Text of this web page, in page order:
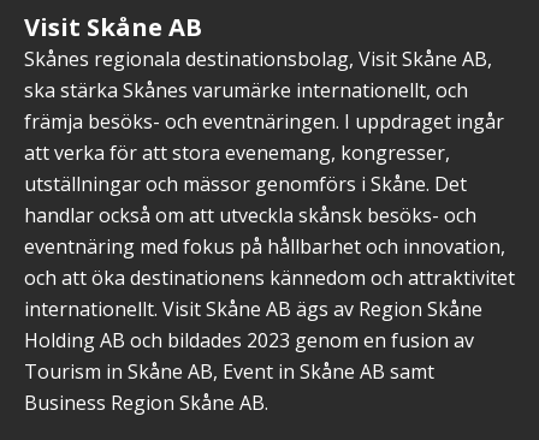
Visit Skåne AB
Skånes regionala destinationsbolag, Visit Skåne AB,
ska stärka Skånes varumärke internationellt, och
främja besöks- och eventnäringen. I uppdraget ingår
att verka för att stora evenemang, kongresser,
utställningar och mässor genomförs i Skåne. Det
handlar också om att utveckla skånsk besöks- och
eventnäring med fokus på hållbarhet och innovation,
och att öka destinationens kännedom och attraktivitet
internationellt. Visit Skåne AB ägs av Region Skåne
Holding AB och bildades 2023 genom en fusion av
Tourism in Skåne AB, Event in Skåne AB samt
Business Region Skåne AB.